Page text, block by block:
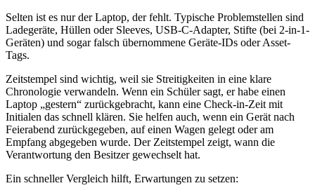
Selten ist es nur der Laptop, der fehlt. Typische Problemstellen sind
Ladegeräte, Hüllen oder Sleeves, USB-C-Adapter, Stifte (bei 2-in-1-
Geräten) und sogar falsch übernommene Geräte-IDs oder Asset-
Tags.
Zeitstempel sind wichtig, weil sie Streitigkeiten in eine klare
Chronologie verwandeln. Wenn ein Schüler sagt, er habe einen
Laptop „gestern“ zurückgebracht, kann eine Check-in-Zeit mit
Initialen das schnell klären. Sie helfen auch, wenn ein Gerät nach
Feierabend zurückgegeben, auf einen Wagen gelegt oder am
Empfang abgegeben wurde. Der Zeitstempel zeigt, wann die
Verantwortung den Besitzer gewechselt hat.
Ein schneller Vergleich hilft, Erwartungen zu setzen: